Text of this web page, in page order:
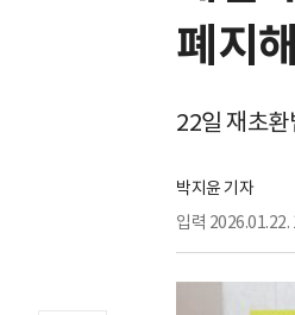
폐지
22일 재초환
박지윤 기자
입력 2026.01.22.